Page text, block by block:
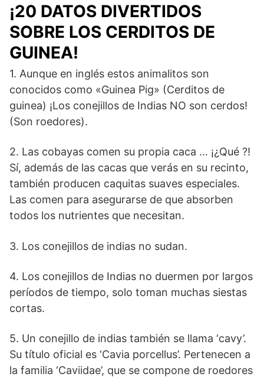
¡20 DATOS DIVERTIDOS
SOBRE LOS CERDITOS DE
GUINEA!
1. Aunque en inglés estos animalitos son
conocidos como «Guinea Pig» (Cerditos de
guinea) ¡Los conejillos de Indias NO son cerdos!
(Son roedores).
2. Las cobayas comen su propia caca … ¡¿Qué ?!
Sí, además de las cacas que verás en su recinto,
también producen caquitas suaves especiales.
Las comen para asegurarse de que absorben
todos los nutrientes que necesitan.
3. Los conejillos de indias no sudan.
4. Los conejillos de Indias no duermen por largos
períodos de tiempo, solo toman muchas siestas
cortas.
5. Un conejillo de indias también se llama ‘cavy’.
Su título oficial es ‘Cavia porcellus’. Pertenecen a
la familia ‘Caviidae’, que se compone de roedores